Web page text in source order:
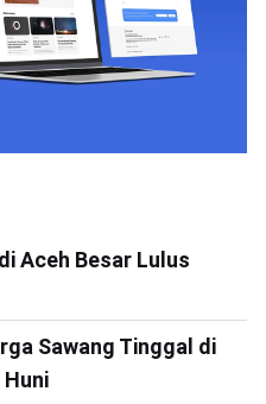
Aceh Besar Lulus
Sawang Tinggal di